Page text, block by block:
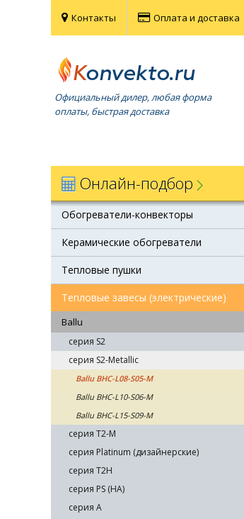
Контакты Оплата и доставка
Официальный дилер, любая форма
оплаты, быстрая доставка
Онлайн-подбор
Обогреватели-конвекторы
Керамические обогреватели
Тепловые пушки
Тепловые завесы (электрические)
Ballu
серия S2
серия S2-Metallic
Ballu BHC-L08-S05-M
Ballu BHC-L10-S06-M
Ballu BHC-L15-S09-M
серия T2-M
серия Platinum (дизайнерские)
серия T2H
серия PS (HA)
серия А